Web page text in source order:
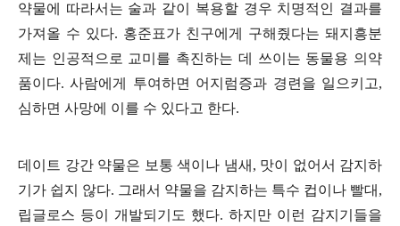
약물에 따라서는 술과 같이 복용할 경우 치명적인 결과를
가져올 수 있다. 홍준표가 친구에게 구해줬다는 돼지흥분
제는 인공적으로 교미를 촉진하는 데 쓰이는 동물용 의약
품이다. 사람에게 투여하면 어지럼증과 경련을 일으키고,
심하면 사망에 이를 수 있다고 한다.
데이트 강간 약물은 보통 색이나 냄새, 맛이 없어서 감지하
기가 쉽지 않다. 그래서 약물을 감지하는 특수 컵이나 빨대,
립글로스 등이 개발되기도 했다. 하지만 이런 감지기들을